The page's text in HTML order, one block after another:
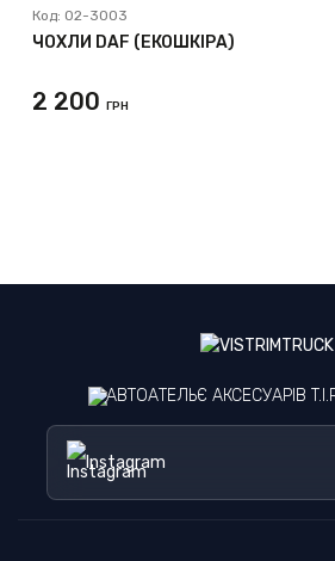
Код: 02-3003
ЧОХЛИ DAF (ЕКОШКІРА)
2 200 ГРН
АВТОАТЕЛЬЄ АКСЕСУАРІВ
Instagram